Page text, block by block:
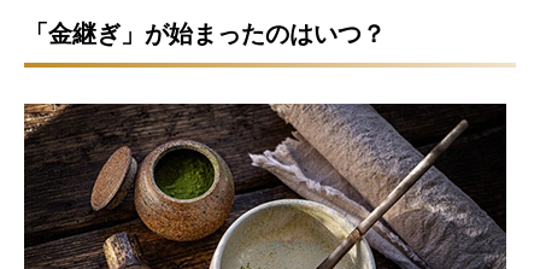
「金継ぎ」が始まったのはいつ？